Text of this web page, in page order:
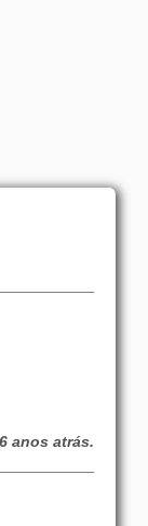
anos atrás.